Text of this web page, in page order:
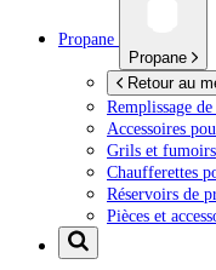
Propane
Propane
Retour au
Remplissage
Accessoires
Grils et fumoirs
Chaufferettes
Réservoirs de
Pièces et